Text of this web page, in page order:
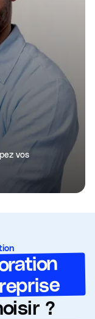
vos
?